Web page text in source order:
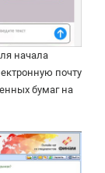
начала
почту
бумаг на